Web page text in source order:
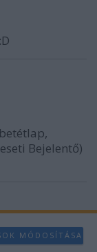
Bejelentő)
MÓDOSÍTÁSA